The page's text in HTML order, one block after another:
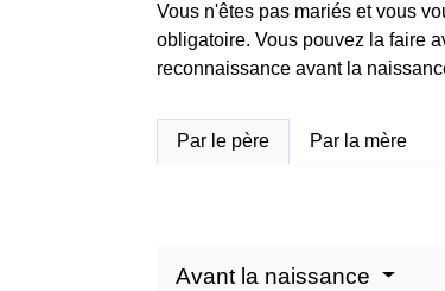
Vous n'êtes pas mariés et vous
obligatoire. Vous pouvez la faire
reconnaissance avant la
Par le père Par la mère
Avant la naissance